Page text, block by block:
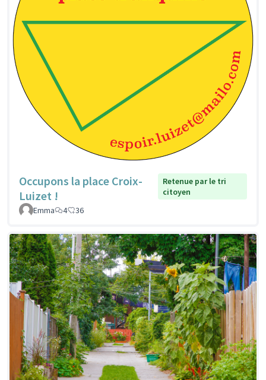
Occupons la place Croix-
Luizet !
Retenue par le tri
citoyen
Emma
4 36